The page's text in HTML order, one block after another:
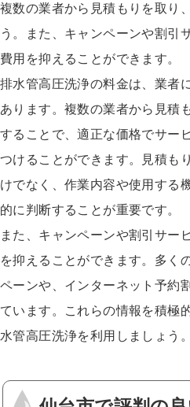
複数の業者から見積もりを取り
う。また、キャンペーンや割引
費用を抑えることができます。
排水管高圧洗浄の料金は、業者
あります。複数の業者から見積
することで、適正な価格でサー
つけることができます。見積も
けでなく、作業内容や使用する
的に判断することが重要です。
また、キャンペーンや割引サー
を抑えることができます。多く
ペーンや、インターネット予約
ています。これらの情報を積極
水管高圧洗浄を利用しましょう。